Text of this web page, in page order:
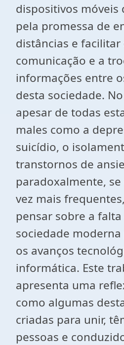
dispositivos móveis
pela promessa de
distâncias e
comunicação e a
informações entre
desta sociedade.
apesar de todas
males como a
suicídio, o
transtornos de
paradoxalmente,
vez mais
pensar sobre a
sociedade
os avanços
informática. Este
apresenta uma
como algumas
criadas para unir,
pessoas e